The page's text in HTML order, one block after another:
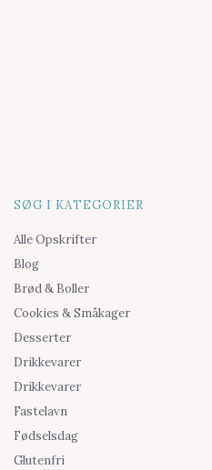
SØG I KATEGORIER
Alle Opskrifter
Blog
Brød & Boller
Cookies & Småkager
Desserter
Drikkevarer
Drikkevarer
Fastelavn
Fødselsdag
Glutenfri